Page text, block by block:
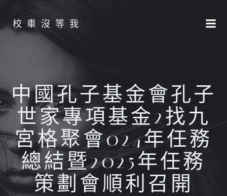
校車沒等我
中國孔子基金會孔子
世家專項基金2找九
宮格聚會024年任務
總結暨2025年任務
策劃會順利召開